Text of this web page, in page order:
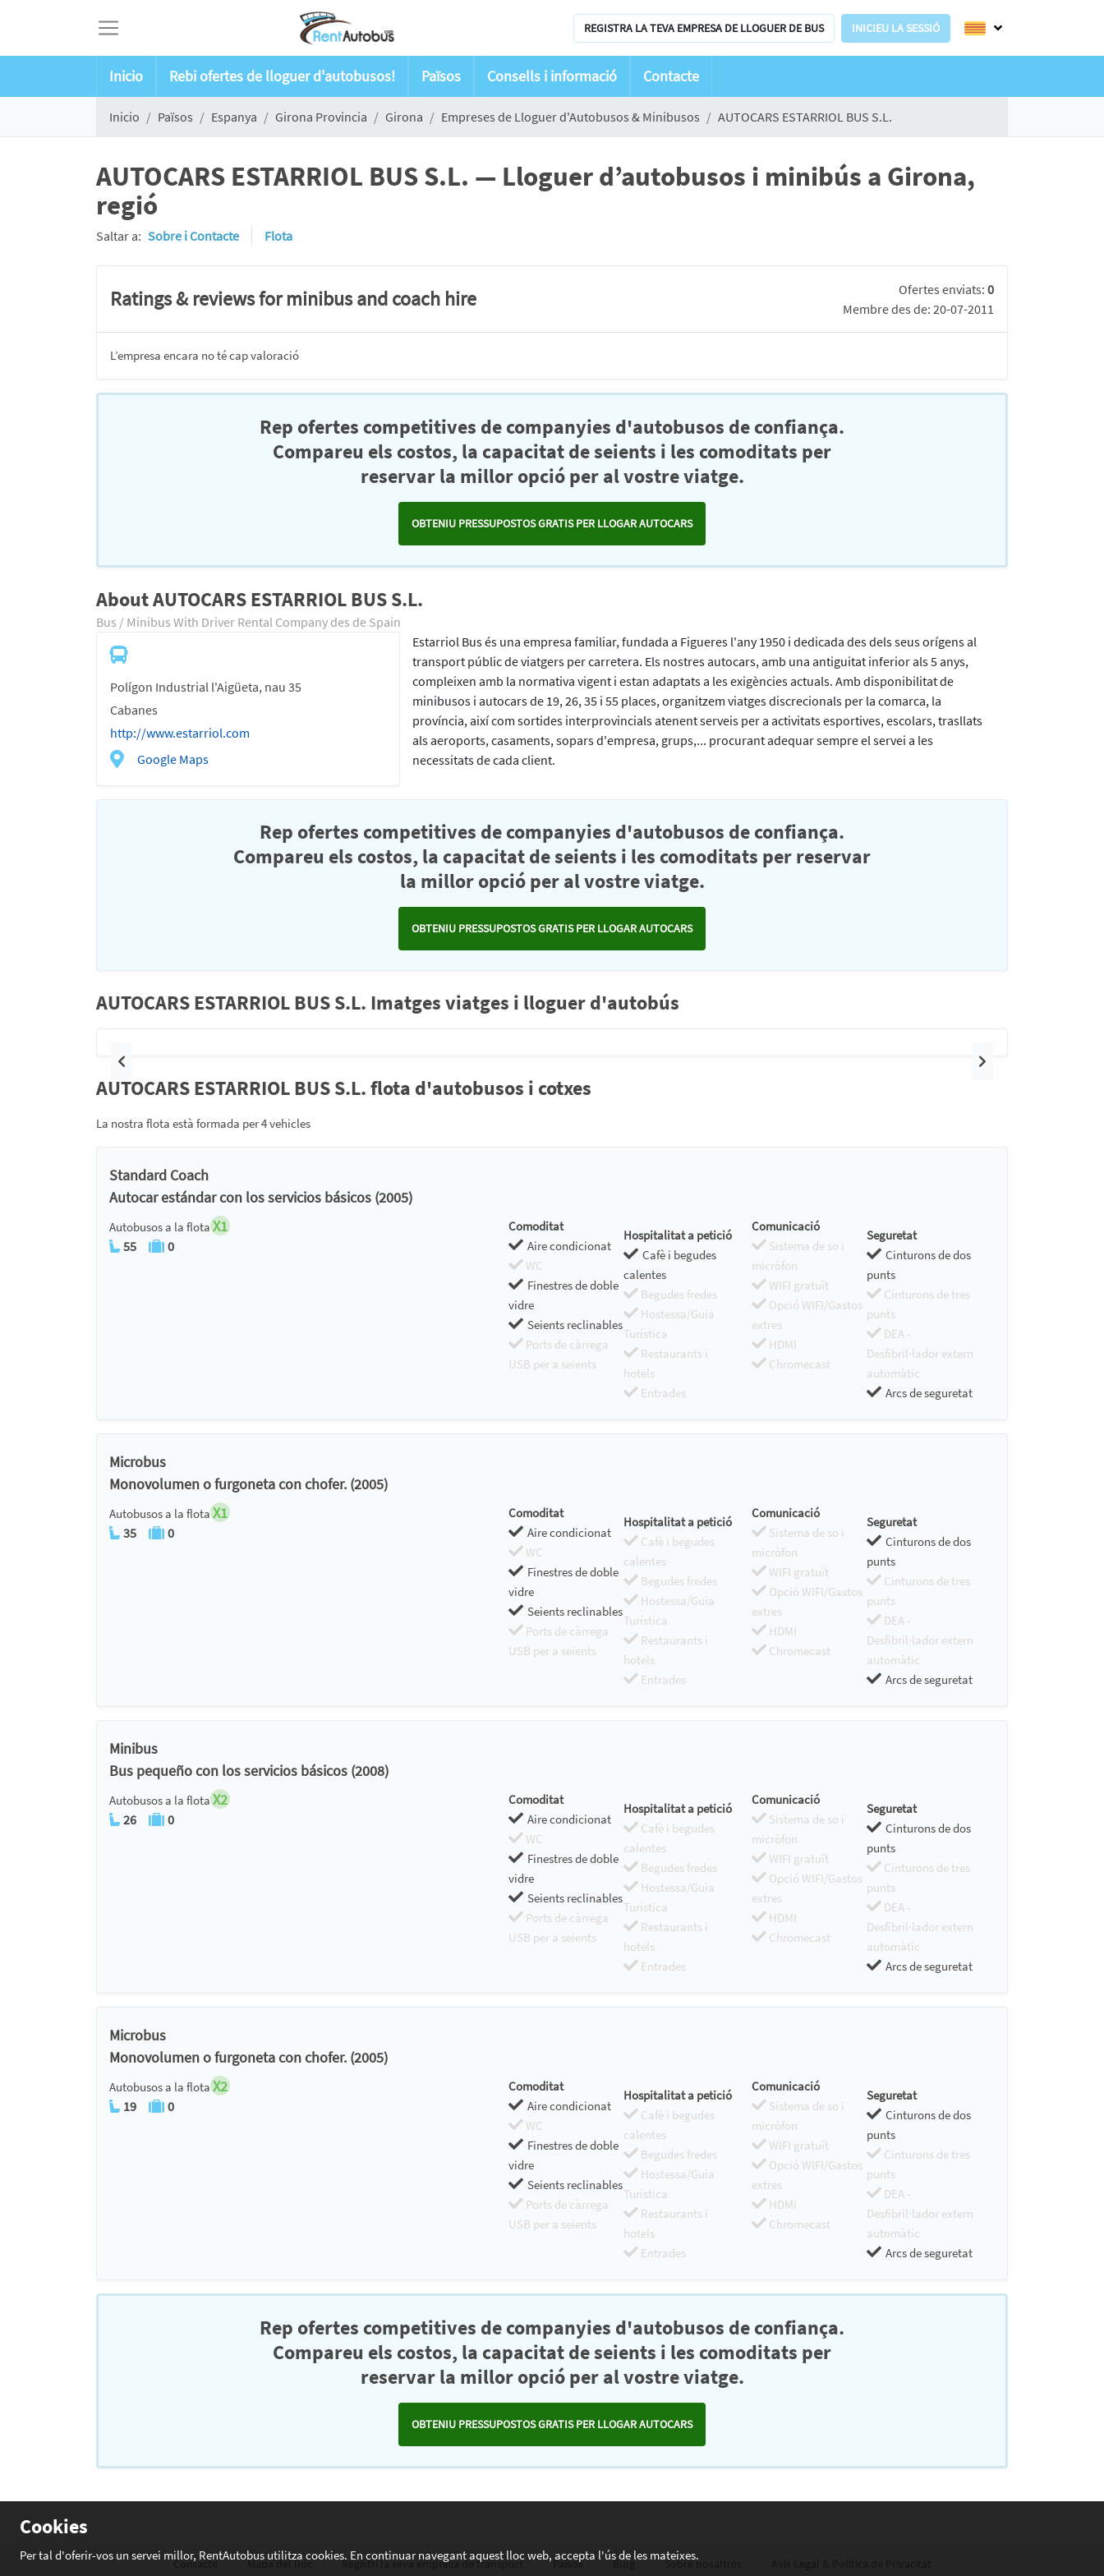
REGISTRA LA TEVA EMPRESA DE LLOGUER DE BUS INICIEU LA SESSIÓ
Inicio Rebi ofertes de lloguer d'autobusos! Països Consells i informació Contacte
Inicio Països Espanya Girona Provincia Girona Empreses de Lloguer d'Autobusos & Minibusos AUTOCARS ESTARRIOL BUS S.L.
AUTOCARS ESTARRIOL BUS S.L. — Lloguer d’autobusos i minibús a Girona,
regió
Saltar a: Sobre i Contacte Flota
Ratings & reviews for minibus and coach hire Ofertes enviats: 0
Membre des de: 20-07-2011
L’empresa encara no té cap valoració
Rep ofertes competitives de companyies d'autobusos de confiança.
Compareu els costos, la capacitat de seients i les comoditats per
reservar la millor opció per al vostre viatge.
OBTENIU PRESSUPOSTOS GRATIS PER LLOGAR AUTOCARS
About AUTOCARS ESTARRIOL BUS S.L.
Bus / Minibus With Driver Rental Company des de Spain
Polígon Industrial l'Aigüeta, nau 35
Cabanes
http://www.estarriol.com
Google Maps
Estarriol Bus és una empresa familiar, fundada a Figueres l'any 1950 i dedicada des dels seus orígens al
transport públic de viatgers per carretera. Els nostres autocars, amb una antiguitat inferior als 5 anys,
compleixen amb la normativa vigent i estan adaptats a les exigències actuals. Amb disponibilitat de
minibusos i autocars de 19, 26, 35 i 55 places, organitzem viatges discrecionals per la comarca, la
província, així com sortides interprovincials atenent serveis per a activitats esportives, escolars, trasllats
als aeroports, casaments, sopars d'empresa, grups,... procurant adequar sempre el servei a les
necessitats de cada client.
Rep ofertes competitives de companyies d'autobusos de confiança.
Compareu els costos, la capacitat de seients i les comoditats per reservar
la millor opció per al vostre viatge.
OBTENIU PRESSUPOSTOS GRATIS PER LLOGAR AUTOCARS
AUTOCARS ESTARRIOL BUS S.L. Imatges viatges i lloguer d'autobús
Anterior Siguient
AUTOCARS ESTARRIOL BUS S.L. flota d'autobusos i cotxes
La nostra flota està formada per 4 vehicles
Standard Coach
Autocar estándar con los servicios básicos (2005)
Autobusos a la flota X1
55 0
Comoditat
Aire condicionat
WC
Finestres de doble
vidre
Seients reclinables
Ports de càrrega
USB per a seients
Hospitalitat a petició
Cafè i begudes
calentes
Begudes fredes
Hostessa/Guia
Turística
Restaurants i
hotels
Entrades
Comunicació
Sistema de so i
micròfon
WIFI gratuït
Opció WIFI/Gastos
extres
HDMI
Chromecast
Seguretat
Cinturons de dos
punts
Cinturons de tres
punts
DEA -
Desfibril·lador extern
automàtic
Arcs de seguretat
Microbus
Monovolumen o furgoneta con chofer. (2005)
Autobusos a la flota X1
35 0
Comoditat
Aire condicionat
WC
Finestres de doble
vidre
Seients reclinables
Ports de càrrega
USB per a seients
Hospitalitat a petició
Cafè i begudes
calentes
Begudes fredes
Hostessa/Guia
Turística
Restaurants i
hotels
Entrades
Comunicació
Sistema de so i
micròfon
WIFI gratuït
Opció WIFI/Gastos
extres
HDMI
Chromecast
Seguretat
Cinturons de dos
punts
Cinturons de tres
punts
DEA -
Desfibril·lador extern
automàtic
Arcs de seguretat
Minibus
Bus pequeño con los servicios básicos (2008)
Autobusos a la flota X2
26 0
Comoditat
Aire condicionat
WC
Finestres de doble
vidre
Seients reclinables
Ports de càrrega
USB per a seients
Hospitalitat a petició
Cafè i begudes
calentes
Begudes fredes
Hostessa/Guia
Turística
Restaurants i
hotels
Entrades
Comunicació
Sistema de so i
micròfon
WIFI gratuït
Opció WIFI/Gastos
extres
HDMI
Chromecast
Seguretat
Cinturons de dos
punts
Cinturons de tres
punts
DEA -
Desfibril·lador extern
automàtic
Arcs de seguretat
Microbus
Monovolumen o furgoneta con chofer. (2005)
Autobusos a la flota X2
19 0
Comoditat
Aire condicionat
WC
Finestres de doble
vidre
Seients reclinables
Ports de càrrega
USB per a seients
Hospitalitat a petició
Cafè i begudes
calentes
Begudes fredes
Hostessa/Guia
Turística
Restaurants i
hotels
Entrades
Comunicació
Sistema de so i
micròfon
WIFI gratuït
Opció WIFI/Gastos
extres
HDMI
Chromecast
Seguretat
Cinturons de dos
punts
Cinturons de tres
punts
DEA -
Desfibril·lador extern
automàtic
Arcs de seguretat
Rep ofertes competitives de companyies d'autobusos de confiança.
Compareu els costos, la capacitat de seients i les comoditats per
reservar la millor opció per al vostre viatge.
OBTENIU PRESSUPOSTOS GRATIS PER LLOGAR AUTOCARS
Cookies
Per tal d'oferir-vos un servei millor, RentAutobus utilitza cookies. En continuar navegant aquest lloc web, accepta l'ús de les mateixes.
Contacte Mapa del lloc Registri la seva empresa de transport Països Blog Sobre nosaltres